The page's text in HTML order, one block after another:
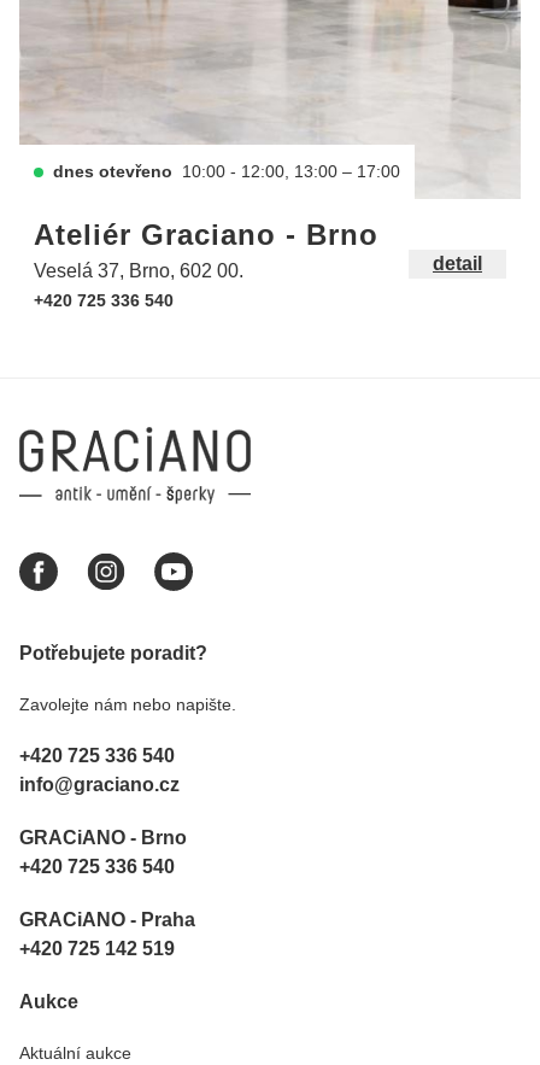
dnes otevřeno 10:00 - 12:00, 13:00 – 17:00
Ateliér Graciano - Brno
Veselá 37, Brno, 602 00.
+420 725 336 540
detail
Potřebujete poradit?
Zavolejte nám nebo napište.
+420 725 336 540
info@graciano.cz
GRACiANO - Brno
+420 725 336 540
GRACiANO - Praha
+420 725 142 519
Aukce
Aktuální aukce